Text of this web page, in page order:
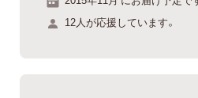
12人が応援しています。